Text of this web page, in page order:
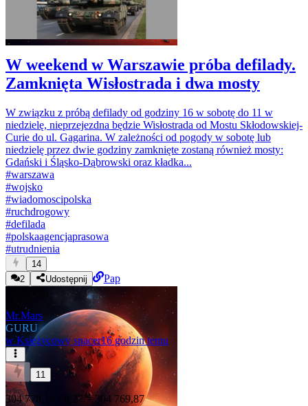
W weekend w Warszawie próba defilady.
Zamknięta Wisłostrada i dwa mosty
W związku z próbą defilady od godziny 16 w sobotę do 11 w
niedzielę, nieprzejezdna będzie Wisłostrada od Mostu Skłodowskiej-
Curie do ul. Gagarina. W zależności od pogody w sobotę lub
niedzielę przez dwie godziny zamknięte zostaną również mosty:
Gdański i Śląsko-Dąbrowski oraz kładka...
#warszawa
#wojsko
#wiadomoscipolska
#ruchdrogowy
#defilada
#polskaagencjaprasowa
#utrudnienia
14
2
Udostępnij Pap
Mr.Mars
GURU
w Księżycowy spacer16 godzin temu
11
304 778,14 - 8,27 = 304 769,87